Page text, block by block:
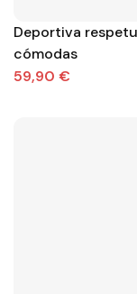
Deportiva
cómodas
59,90 €